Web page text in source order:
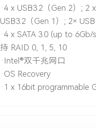
·4 x USB3.2（Gen 2）; 2 x
USB3.2（Gen 1）; 2×
·4 x SATA 3.0 (up to 6Gb/
持 RAID 0, 1, 5, 10
·Intel®双千兆网口
·OS Recovery
·1 x 16bit programmable